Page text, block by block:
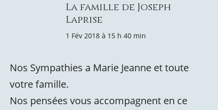
La famille de Joseph
Laprise
1 Fév 2018 à 15 h 40 min
Nos Sympathies a Marie Jeanne et toute
votre famille.
Nos pensées vous accompagnent en ce